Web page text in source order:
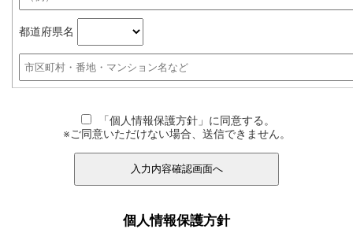
都道府県名
「個人情報保護方針」に同意する。
※ご同意いただけない場合、送信できません。
入力内容確認画面へ
個人情報保護方針